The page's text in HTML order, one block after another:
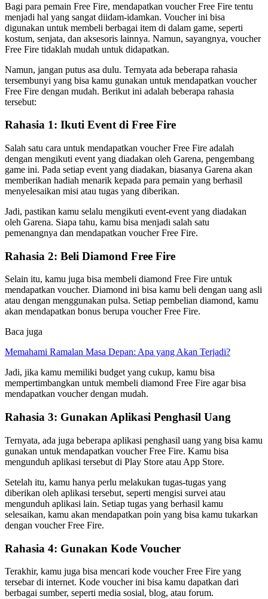
Bagi para pemain Free Fire, mendapatkan voucher Free Fire tentu
menjadi hal yang sangat diidam-idamkan. Voucher ini bisa
digunakan untuk membeli berbagai item di dalam game, seperti
kostum, senjata, dan aksesoris lainnya. Namun, sayangnya, voucher
Free Fire tidaklah mudah untuk didapatkan.
Namun, jangan putus asa dulu. Ternyata ada beberapa rahasia
tersembunyi yang bisa kamu gunakan untuk mendapatkan voucher
Free Fire dengan mudah. Berikut ini adalah beberapa rahasia
tersebut:
Rahasia 1: Ikuti Event di Free Fire
Salah satu cara untuk mendapatkan voucher Free Fire adalah
dengan mengikuti event yang diadakan oleh Garena, pengembang
game ini. Pada setiap event yang diadakan, biasanya Garena akan
memberikan hadiah menarik kepada para pemain yang berhasil
menyelesaikan misi atau tugas yang diberikan.
Jadi, pastikan kamu selalu mengikuti event-event yang diadakan
oleh Garena. Siapa tahu, kamu bisa menjadi salah satu
pemenangnya dan mendapatkan voucher Free Fire.
Rahasia 2: Beli Diamond Free Fire
Selain itu, kamu juga bisa membeli diamond Free Fire untuk
mendapatkan voucher. Diamond ini bisa kamu beli dengan uang asli
atau dengan menggunakan pulsa. Setiap pembelian diamond, kamu
akan mendapatkan bonus berupa voucher Free Fire.
Baca juga
Memahami Ramalan Masa Depan: Apa yang Akan Terjadi?
Jadi, jika kamu memiliki budget yang cukup, kamu bisa
mempertimbangkan untuk membeli diamond Free Fire agar bisa
mendapatkan voucher dengan mudah.
Rahasia 3: Gunakan Aplikasi Penghasil Uang
Ternyata, ada juga beberapa aplikasi penghasil uang yang bisa kamu
gunakan untuk mendapatkan voucher Free Fire. Kamu bisa
mengunduh aplikasi tersebut di Play Store atau App Store.
Setelah itu, kamu hanya perlu melakukan tugas-tugas yang
diberikan oleh aplikasi tersebut, seperti mengisi survei atau
mengunduh aplikasi lain. Setiap tugas yang berhasil kamu
selesaikan, kamu akan mendapatkan poin yang bisa kamu tukarkan
dengan voucher Free Fire.
Rahasia 4: Gunakan Kode Voucher
Terakhir, kamu juga bisa mencari kode voucher Free Fire yang
tersebar di internet. Kode voucher ini bisa kamu dapatkan dari
berbagai sumber, seperti media sosial, blog, atau forum.